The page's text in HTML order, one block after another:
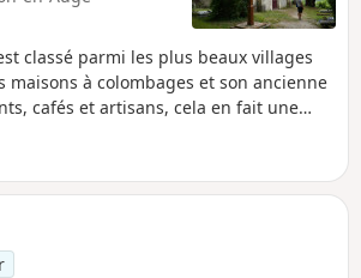
classé parmi les plus beaux villages
maisons à colombages et son ancienne
cafés et artisans, cela en fait une